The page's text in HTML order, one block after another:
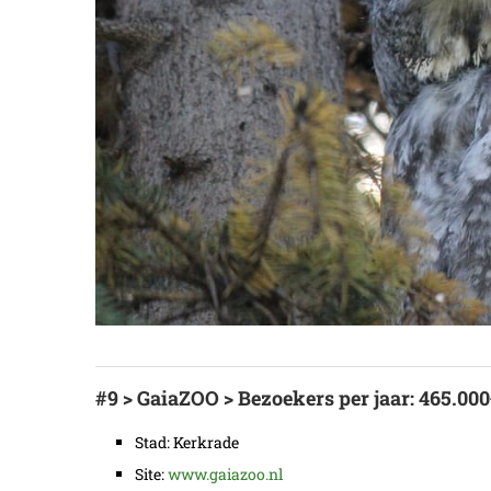
#9 > GaiaZOO > Bezoekers per jaar:
Stad: Kerkrade
Site:www.gaiazoo.nl